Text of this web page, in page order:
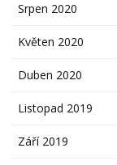
Srpen 2020
Květen 2020
Duben 2020
Listopad 2019
Září 2019